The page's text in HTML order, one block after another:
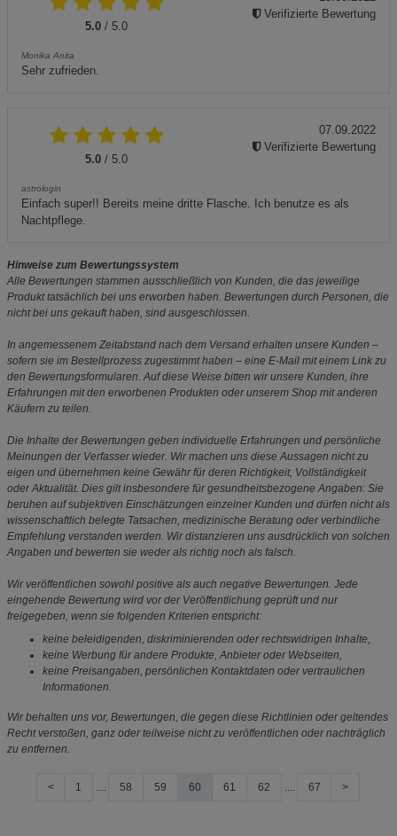
5.0 / 5.0
Monika Anita
Sehr zufrieden.
Verifizierte Bewertung
5.0 / 5.0
astrologin
Einfach super!! Bereits meine dritte Flasche. Ich benutze es als
Nachtpflege.
07.09.2022
Verifizierte Bewertung
Hinweise zum Bewertungssystem
Alle Bewertungen stammen ausschließlich von Kunden, die das jeweilige
Produkt tatsächlich bei uns erworben haben. Bewertungen durch Personen, die
nicht bei uns gekauft haben, sind ausgeschlossen.
In angemessenem Zeitabstand nach dem Versand erhalten unsere Kunden –
sofern sie im Bestellprozess zugestimmt haben – eine E-Mail mit einem Link zu
den Bewertungsformularen. Auf diese Weise bitten wir unsere Kunden, ihre
Erfahrungen mit den erworbenen Produkten oder unserem Shop mit anderen
Käufern zu teilen.
Die Inhalte der Bewertungen geben individuelle Erfahrungen und persönliche
Meinungen der Verfasser wieder. Wir machen uns diese Aussagen nicht zu
eigen und übernehmen keine Gewähr für deren Richtigkeit, Vollständigkeit
oder Aktualität. Dies gilt insbesondere für gesundheitsbezogene Angaben: Sie
beruhen auf subjektiven Einschätzungen einzelner Kunden und dürfen nicht als
wissenschaftlich belegte Tatsachen, medizinische Beratung oder verbindliche
Empfehlung verstanden werden. Wir distanzieren uns ausdrücklich von solchen
Angaben und bewerten sie weder als richtig noch als falsch.
Wir veröffentlichen sowohl positive als auch negative Bewertungen. Jede
eingehende Bewertung wird vor der Veröffentlichung geprüft und nur
freigegeben, wenn sie folgenden Kriterien entspricht:
keine beleidigenden, diskriminierenden oder rechtswidrigen Inhalte,
keine Werbung für andere Produkte, Anbieter oder Webseiten,
keine Preisangaben, persönlichen Kontaktdaten oder vertraulichen
Informationen.
Wir behalten uns vor, Bewertungen, die gegen diese Richtlinien oder geltendes
Recht verstoßen, ganz oder teilweise nicht zu veröffentlichen oder nachträglich
zu entfernen.
< 1 .... 58 59 60 61 62 .... 67 >